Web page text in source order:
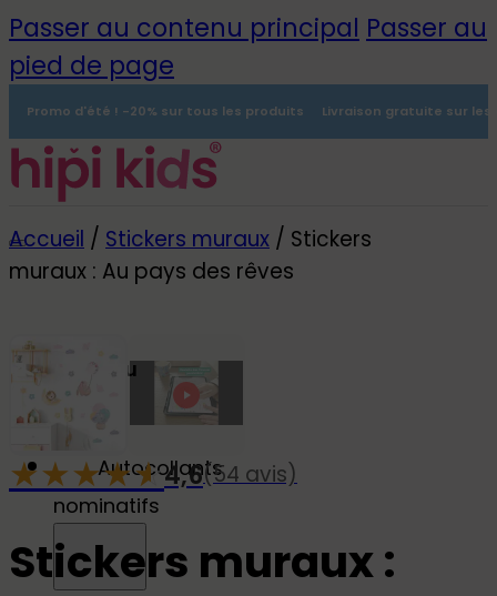
Passer au contenu principal Passer au
pied de page
Promo d'été ! -20% sur tous les produits Livraison gratuite sur
Menu
Autocollants
nominatifs
0
Accueil / Stickers muraux / Stickers
muraux : Au pays des rêves
-20%
★★★★☆
★4,6(54 avis)
Stickers muraux :